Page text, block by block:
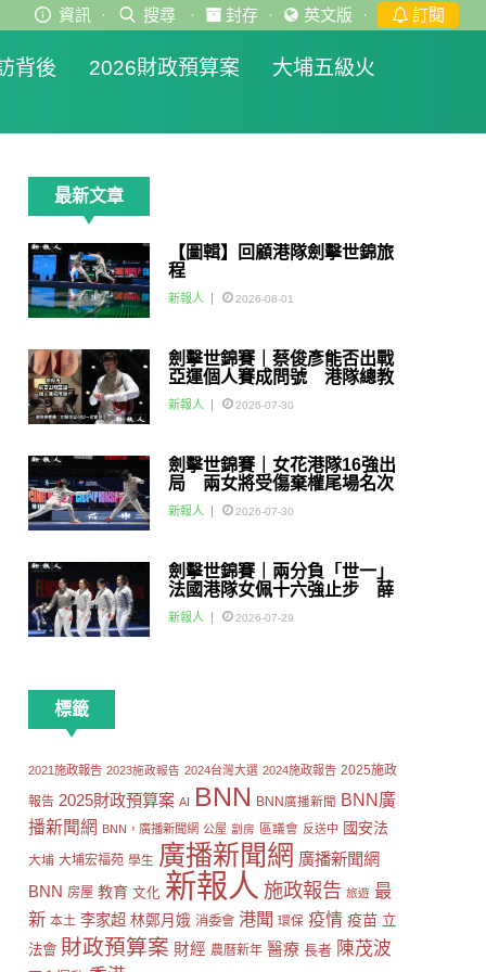
資訊 · 搜尋 · 封存 · 英文版 · 訂閱
背後 2026財政預算案
大埔五級火
最新文章
【圖輯】回顧港隊劍擊世錦旅
程
新報人 2026-08-01
劍擊世錦賽｜蔡俊彥能否出戰
亞運個人賽成問號 港隊總教
練：如醫生話可以一定會用佢
新報人 2026-07-30
劍擊世錦賽｜女花港隊16強出
局 兩女將受傷棄權尾場名次
賽
新報人 2026-07-30
劍擊世錦賽｜兩分負「世一」
法國港隊女佩十六強止步 薛
雅齊：我好有信心我哋可以做
到世界級嘅Team
新報人 2026-07-29
標籤
2021施政報告 2023施政報告 2024台灣大選 2024施政報告 2025施政
報告 2025財政預算案 AI BNN BNN廣播新聞
BNN廣
播新聞網 BNN，廣播新聞網 公屋 劏房 區議會 反送中 國安法
大埔 大埔宏福苑 學生 廣播新聞網 廣播新聞網
BNN 房屋 教育 文化 新報人 施政報告 旅遊 最
新 本土 李家超 林鄭月娥 消委會 港聞 環保 疫情 疫苗 立
法會 財政預算案 財經 農曆新年 醫療 長者 陳茂波